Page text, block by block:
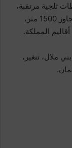
ثلجية مرتقبة،
تتراوح بين 10 و40 سم، على المرتفعات التي تتجاوز 1500 متر،
المملكة.
ملال، تنغير،